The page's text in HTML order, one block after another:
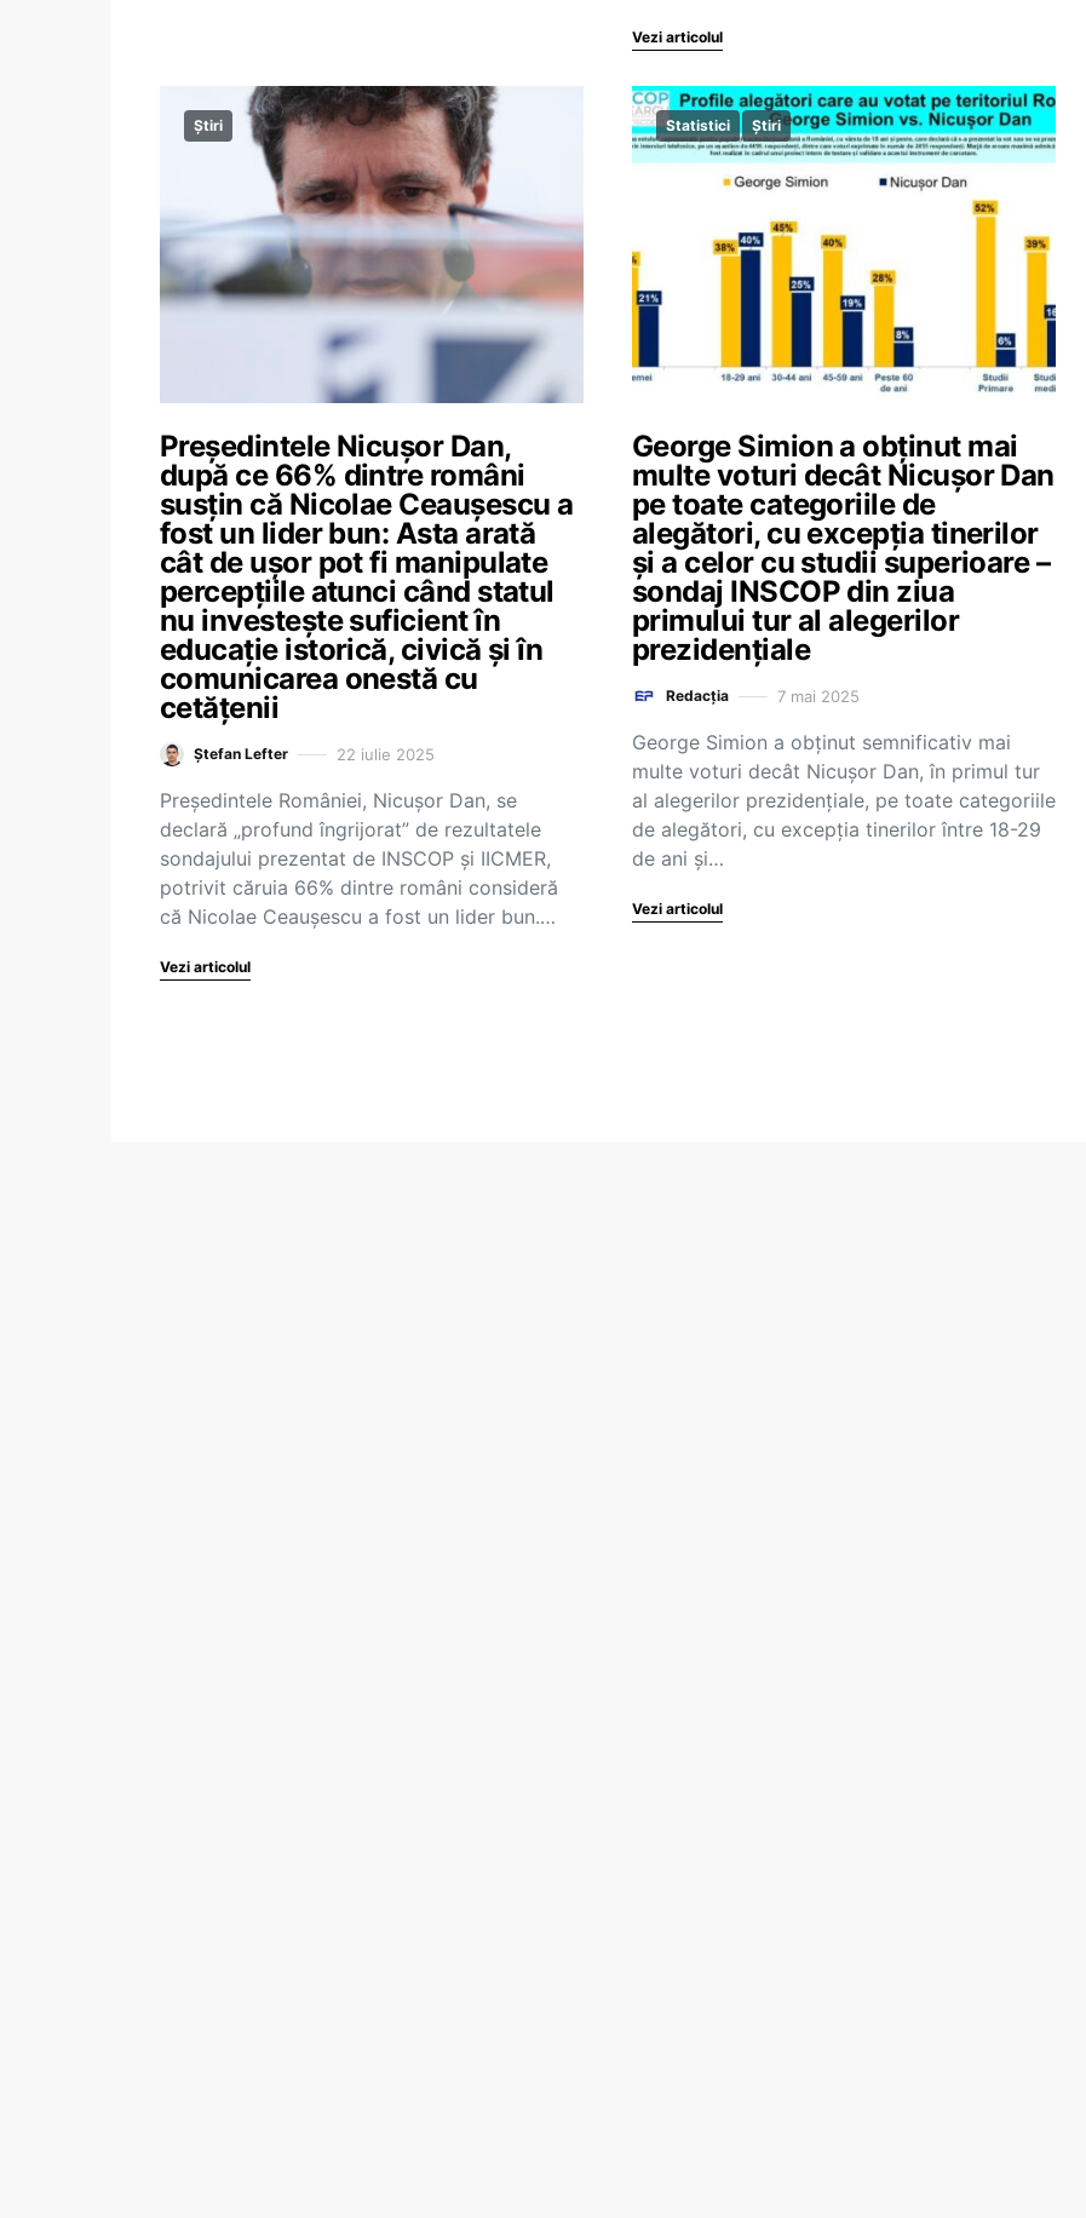
Vezi articolul
Știri
Președintele Nicușor Dan,
după ce 66% dintre români
susțin că Nicolae Ceaușescu a
fost un lider bun: Asta arată
cât de ușor pot fi manipulate
percepțiile atunci când statul
nu investește suficient în
educație istorică, civică și în
comunicarea onestă cu
cetățenii
Ștefan Lefter 22 iulie 2025
Președintele României, Nicușor Dan, se
declară „profund îngrijorat” de rezultatele
sondajului prezentat de INSCOP și IICMER,
potrivit căruia 66% dintre români consideră
că Nicolae Ceaușescu a fost un lider bun.…
Vezi articolul
Statistici Știri
George Simion a obținut mai
multe voturi decât Nicușor Dan
pe toate categoriile de
alegători, cu excepția tinerilor
și a celor cu studii superioare –
sondaj INSCOP din ziua
primului tur al alegerilor
prezidențiale
Redacția 7 mai 2025
George Simion a obținut semnificativ mai
multe voturi decât Nicușor Dan, în primul tur
al alegerilor prezidențiale, pe toate categoriile
de alegători, cu excepția tinerilor între 18-29
de ani și…
Vezi articolul